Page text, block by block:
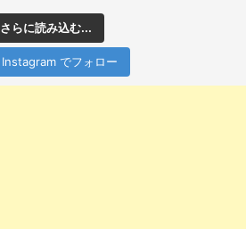
さらに読み込む...
Instagram でフォロー